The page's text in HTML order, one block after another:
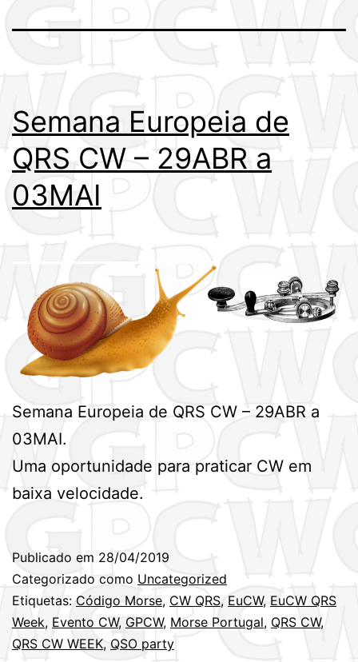
Semana Europeia de
QRS CW – 29ABR a
03MAI
Semana Europeia de QRS CW – 29ABR a
03MAI.
Uma oportunidade para praticar CW em
baixa velocidade.
Publicado em 28/04/2019
Categorizado como Uncategorized
Etiquetas: Código Morse, CW QRS, EuCW, EuCW QRS
Week, Evento CW, GPCW, Morse Portugal, QRS CW,
QRS CW WEEK, QSO party